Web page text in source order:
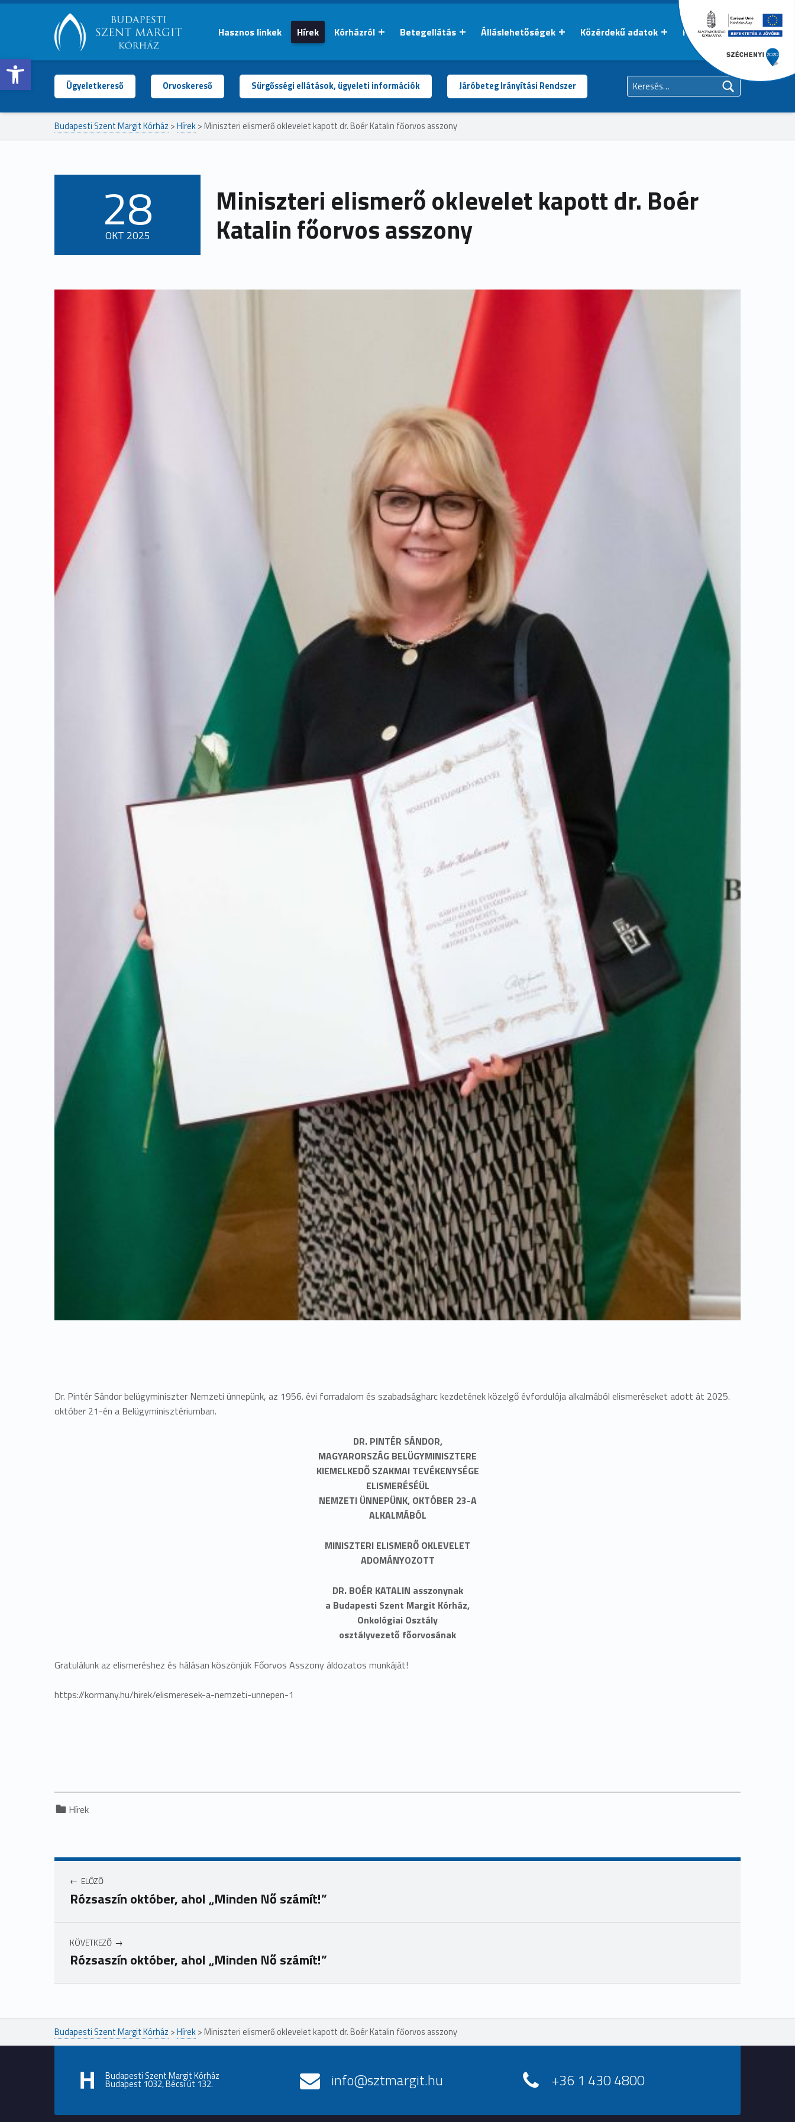
Open toolbar
BUDAPESTI
SZENT
MARGIT
KÓRHÁZ
Hasznos linkek Hírek Kórházról Betegellátás Álláslehetőségek Közérdekű adatok Kapcsolat
Ügyeletkereső Orvoskereső Sürgősségi ellátások, ügyeleti információk Járóbeteg Irányítási Rendszer
Budapesti Szent Margit Kórház >Hírek> Miniszteri elismerő oklevelet kapott dr. Boér Katalin főorvos asszony
Miniszteri elismerő oklevelet kapott dr. Boér
Katalin főorvos asszony
POSTED ON:
28
OKT 2025
Dr. Pintér Sándor belügyminiszter Nemzeti ünnepünk, az 1956. évi forradalom és szabadságharc kezdetének közelgő évfordulója alkalmából elismeréseket adott át 2025.
október 21-én a Belügyminisztériumban.
DR. PINTÉR SÁNDOR,
MAGYARORSZÁG BELÜGYMINISZTERE
KIEMELKEDŐ SZAKMAI TEVÉKENYSÉGE
ELISMERÉSÉÜL
NEMZETI ÜNNEPÜNK, OKTÓBER 23-A
ALKALMÁBÓL
MINISZTERI ELISMERŐ OKLEVELET
ADOMÁNYOZOTT
DR. BOÉR KATALIN asszonynak
a Budapesti Szent Margit Kórház,
Onkológiai Osztály
osztályvezető főorvosának
Gratulálunk az elismeréshez és hálásan köszönjük Főorvos Asszony áldozatos munkáját!
https://kormany.hu/hirek/elismeresek-a-nemzeti-unnepen-1
Categorized in:
Hírek
ELŐZŐ
Rózsaszín október, ahol „Minden Nő számít!”
KÖVETKEZŐ
Rózsaszín október, ahol „Minden Nő számít!”
Ugrás a főmenühöz
Budapesti Szent Margit Kórház >Hírek> Miniszteri elismerő oklevelet kapott dr. Boér Katalin főorvos asszony
Budapesti Szent Margit Kórház
Budapest 1032, Bécsi út 132. info@sztmargit.hu +36 1 430 4800